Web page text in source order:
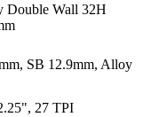
Double Wall 32H
SB 12.9mm, Alloy
27 TPI